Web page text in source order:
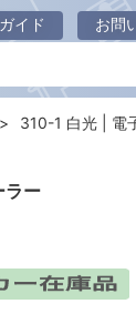
イド お問
ラー
310-1 白光 | 電